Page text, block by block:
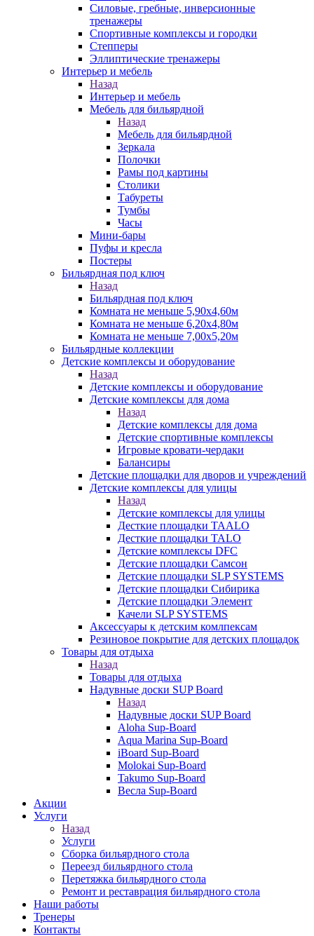
Силовые, гребные, инверсионные
тренажеры
Спортивные комплексы и городки
Степперы
Эллиптические тренажеры
Интерьер и мебель
Назад
Интерьер и мебель
Мебель для бильярдной
Назад
Мебель для бильярдной
Зеркала
Полочки
Рамы под картины
Столики
Табуреты
Тумбы
Часы
Мини-бары
Пуфы и кресла
Постеры
Бильярдная под ключ
Назад
Бильярдная под ключ
Комната не меньше 5,90х4,60м
Комната не меньше 6,20х4,80м
Комната не меньше 7,00х5,20м
Бильярдные коллекции
Детские комплексы и оборудование
Назад
Детские комплексы и оборудование
Детские комплексы для дома
Назад
Детские комплексы для дома
Детские спортивные комплексы
Игровые кровати-чердаки
Балансиры
Детские площадки для дворов и учреждений
Детские комплексы для улицы
Назад
Детские комплексы для улицы
Десткие площадки TAALO
Десткие площадки TALO
Детские комплексы DFC
Детские площадки Самсон
Детские площадки SLP SYSTEMS
Детские площадки Сибирика
Детские площадки Элемент
Качели SLP SYSTEMS
Аксессуары к детским комлпексам
Резиновое покрытие для детских площадок
Товары для отдыха
Назад
Товары для отдыха
Надувные доски SUP Board
Назад
Надувные доски SUP Board
Aloha Sup-Board
Aqua Marina Sup-Board
iBoard Sup-Board
Molokai Sup-Board
Takumo Sup-Board
Весла Sup-Board
Акции
Услуги
Назад
Услуги
Сборка бильярдного стола
Переезд бильярдного стола
Перетяжка бильярдного стола
Ремонт и реставрация бильярдного стола
Наши работы
Тренеры
Контакты